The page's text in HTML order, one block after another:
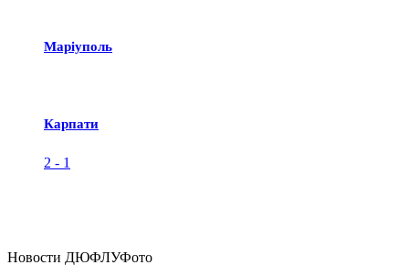
Маріуполь
Карпати
2 - 1
Новости ДЮФЛУФото